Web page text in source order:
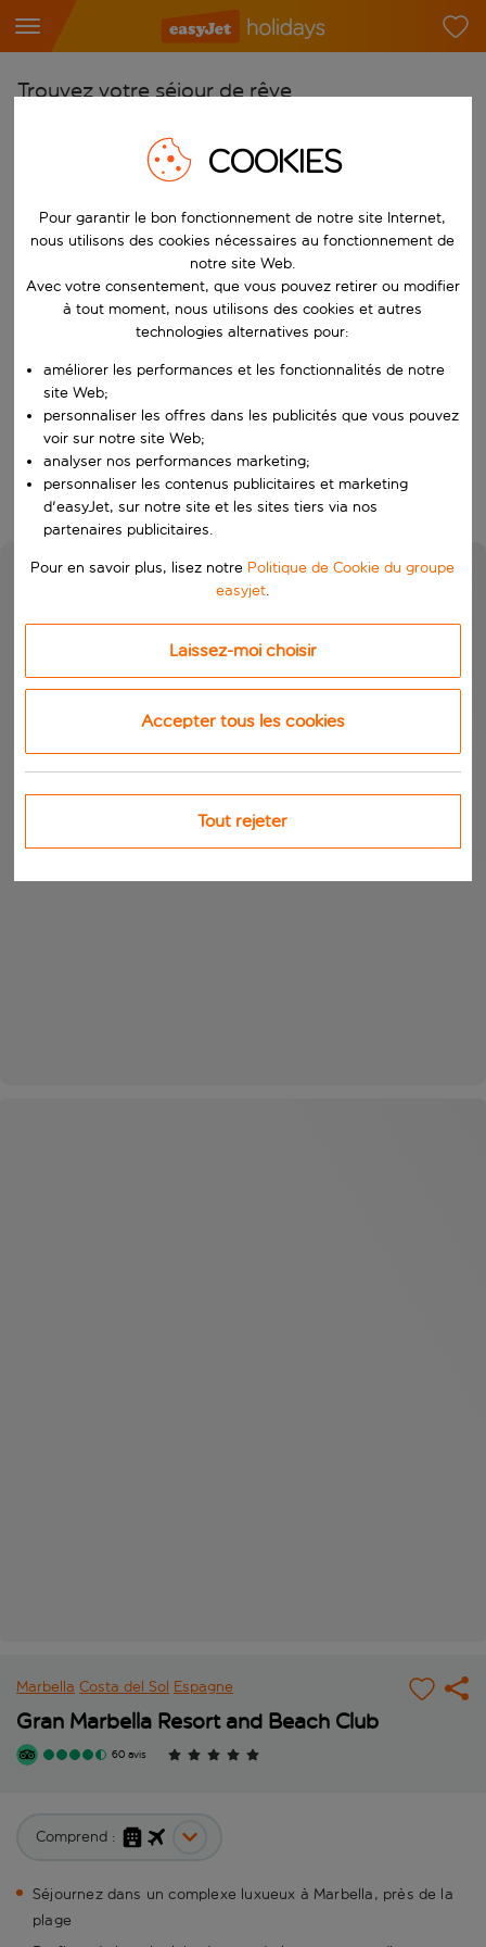
Trouvez votre séjour de rêve
Choisissez votre aéroport
Commencez à taper pour la saisie automatique. Lorsque les
Choisissez votre destination
Vers
Choisissez vos dates
Quand
Qui
Rechercher
Marbella Costa del Sol Espagne
Gran Marbella Resort and Beach Club
60 avis
Comprend :
Séjournez dans un complexe luxueux à Marbella, près de la
plage
COOKIES
Pour garantir le bon fonctionnement de notre site Internet,
nous utilisons des cookies nécessaires au fonctionnement de
notre site Web.
Avec votre consentement, que vous pouvez retirer ou modifier
à tout moment, nous utilisons des cookies et autres
technologies alternatives pour:
améliorer les performances et les fonctionnalités de notre
site Web;
personnaliser les offres dans les publicités que vous pouvez
voir sur notre site Web;
analyser nos performances marketing;
personnaliser les contenus publicitaires et marketing
d'easyJet, sur notre site et les sites tiers via nos
partenaires publicitaires.
Pour en savoir plus, lisez notre Politique de Cookie du groupe
easyjet.
Laissez-moi choisir
Accepter tous les cookies
Tout rejeter